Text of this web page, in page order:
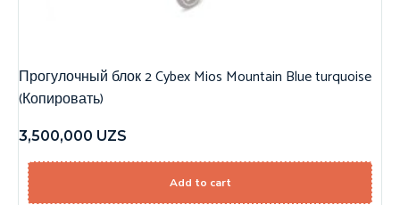
Прогулочный блок 2 Cybex Mios Mountain Blue turquoise
(Копировать)
3,500,000 UZS
Add to cart